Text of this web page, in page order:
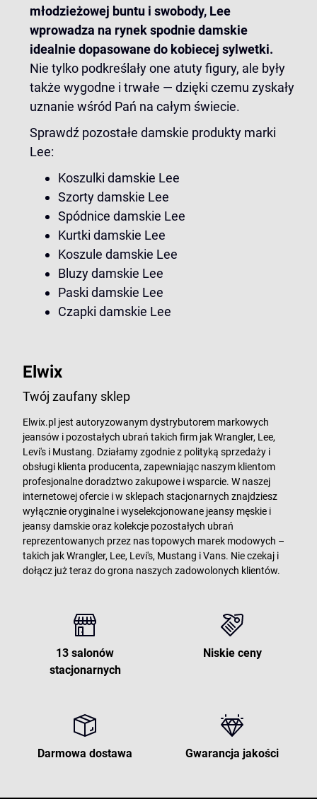
młodzieżowej buntu i swobody, Lee
wprowadza na rynek spodnie damskie
idealnie dopasowane do kobiecej sylwetki.
Nie tylko podkreślały one atuty figury, ale były
także wygodne i trwałe — dzięki czemu zyskały
uznanie wśród Pań na całym świecie.
Sprawdź pozostałe damskie produkty marki
Lee:
Koszulki damskie Lee
Szorty damskie Lee
Spódnice damskie Lee
Kurtki damskie Lee
Koszule damskie Lee
Bluzy damskie Lee
Paski damskie Lee
Czapki damskie Lee
Elwix
Twój zaufany sklep
Elwix.pl jest autoryzowanym dystrybutorem markowych
jeansów i pozostałych ubrań takich firm jak Wrangler, Lee,
Levi's i Mustang. Działamy zgodnie z polityką sprzedaży i
obsługi klienta producenta, zapewniając naszym klientom
profesjonalne doradztwo zakupowe i wsparcie. W naszej
internetowej ofercie i w sklepach stacjonarnych znajdziesz
wyłącznie oryginalne i wyselekcjonowane jeansy męskie i
jeansy damskie oraz kolekcje pozostałych ubrań
reprezentowanych przez nas topowych marek modowych –
takich jak Wrangler, Lee, Levi's, Mustang i Vans. Nie czekaj i
dołącz już teraz do grona naszych zadowolonych klientów.
13 salonów
stacjonarnych
Niskie ceny
Darmowa dostawa Gwarancja jakości